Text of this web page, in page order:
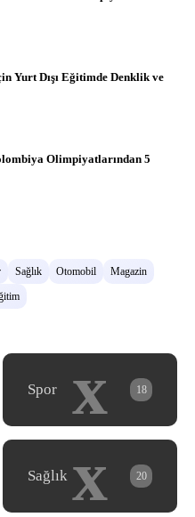
Yurt Dışı Eğitimde Denklik ve
Olimpiyatlarından 5
Sağlık Otomobil
Magazin
x
Spor 18
x
Sağlık 20